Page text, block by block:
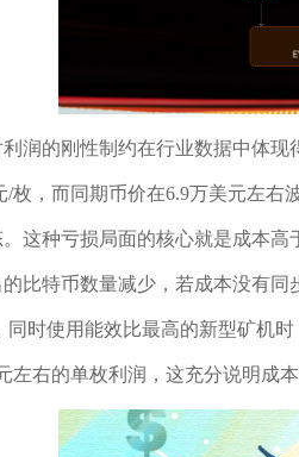
利润的刚性制约在行业数据中体
/枚，而同期币价在6.9万美元左右
这种亏损局面的核心就是成本
比特币数量减少，若成本没有
同时使用能效比最高的新型矿机
左右的单枚利润，这充分说明成